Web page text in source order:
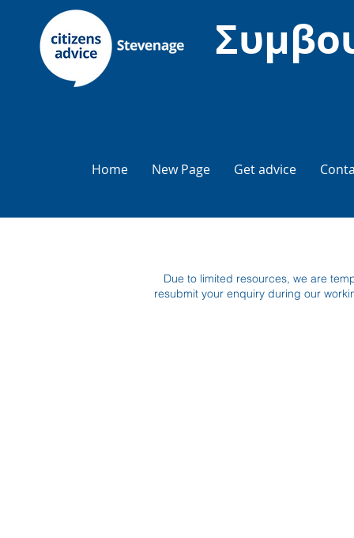
Home New Page Get advice
Due to limited resources, we are
resubmit your enquiry during our